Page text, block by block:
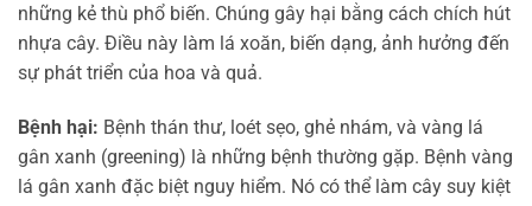
những kẻ thù phổ biến. Chúng gây hại bằng cách chích hút
nhựa cây. Điều này làm lá xoăn, biến dạng, ảnh hưởng đến
sự phát triển của hoa và quả.
Bệnh hại: Bệnh thán thư, loét sẹo, ghẻ nhám, và vàng lá
gân xanh (greening) là những bệnh thường gặp. Bệnh vàng
lá gân xanh đặc biệt nguy hiểm. Nó có thể làm cây suy kiệt